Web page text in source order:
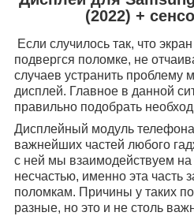
(2022) +
Если случилось так, что
подвергся поломке, не
случаев устранить проблему
дисплей. Главное в данной
правильно подобрать
Дисплейный модуль телефона
важнейших частей любого
с ней мы взаимодействуем
несчастью, именно эта часть
поломкам. Причины у таких
разные, но это и не столь